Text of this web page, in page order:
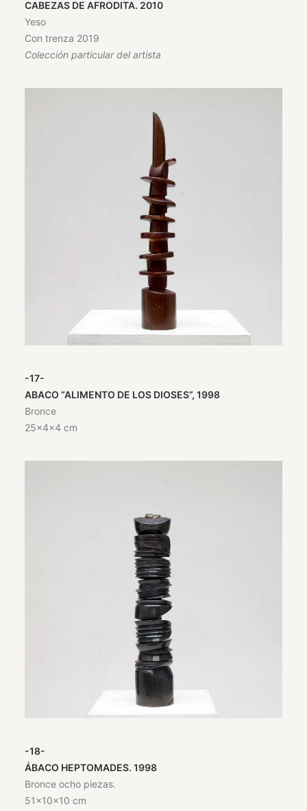
CABEZAS DE AFRODITA. 2010
Yeso
Con trenza 2019
Colección particular del artista
-17-
ABACO “ALIMENTO DE LOS DIOSES”, 1998
Bronce
25x4x4 cm
-18-
ÁBACO HEPTOMADES. 1998
Bronce ocho piezas.
51x10x10 cm